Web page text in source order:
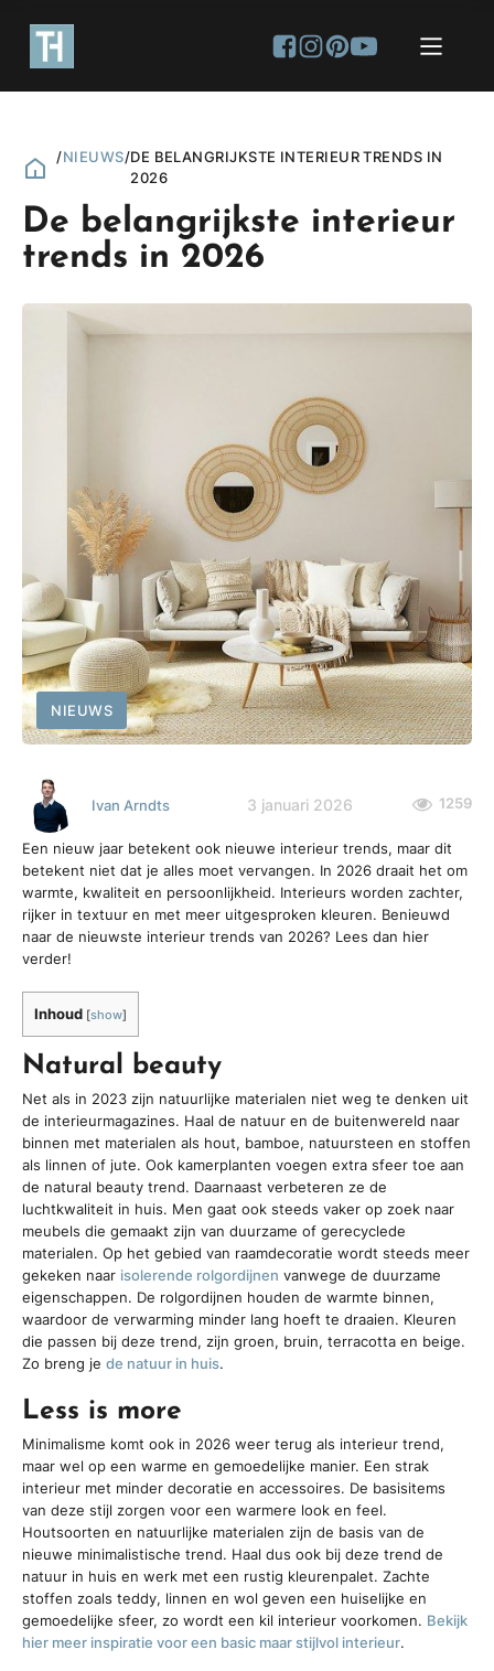
/NIEUWS/DE BELANGRIJKSTE INTERIEUR TRENDS IN
2026
De belangrijkste interieur
trends in 2026
NIEUWS
Ivan Arndts 3 januari 2026 1259
Een nieuw jaar betekent ook nieuwe interieur trends, maar dit
betekent niet dat je alles moet vervangen. In 2026 draait het om
warmte, kwaliteit en persoonlijkheid. Interieurs worden zachter,
rijker in textuur en met meer uitgesproken kleuren. Benieuwd
naar de nieuwste interieur trends van 2026? Lees dan hier
verder!
Inhoud [show]
Natural beauty
Net als in 2023 zijn natuurlijke materialen niet weg te denken uit
de interieurmagazines. Haal de natuur en de buitenwereld naar
binnen met materialen als hout, bamboe, natuursteen en stoffen
als linnen of jute. Ook kamerplanten voegen extra sfeer toe aan
de natural beauty trend. Daarnaast verbeteren ze de
luchtkwaliteit in huis. Men gaat ook steeds vaker op zoek naar
meubels die gemaakt zijn van duurzame of gerecyclede
materialen. Op het gebied van raamdecoratie wordt steeds meer
gekeken naar isolerende rolgordijnen vanwege de duurzame
eigenschappen. De rolgordijnen houden de warmte binnen,
waardoor de verwarming minder lang hoeft te draaien. Kleuren
die passen bij deze trend, zijn groen, bruin, terracotta en beige.
Zo breng je de natuur in huis.
Less is more
Minimalisme komt ook in 2026 weer terug als interieur trend,
maar wel op een warme en gemoedelijke manier. Een strak
interieur met minder decoratie en accessoires. De basisitems
van deze stijl zorgen voor een warmere look en feel.
Houtsoorten en natuurlijke materialen zijn de basis van de
nieuwe minimalistische trend. Haal dus ook bij deze trend de
natuur in huis en werk met een rustig kleurenpalet. Zachte
stoffen zoals teddy, linnen en wol geven een huiselijke en
gemoedelijke sfeer, zo wordt een kil interieur voorkomen. Bekijk
hier meer inspiratie voor een basic maar stijlvol interieur.